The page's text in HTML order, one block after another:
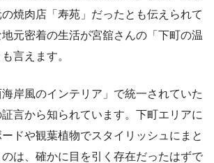
焼肉店「寿苑」だったとも伝えられて
元密着の生活が宮舘さんの「下町の温
言えます。
岸風のインテリア」で統一されていた
言から知られています。下町エリアに
ドや観葉植物でスタイリッシュにまと
は、確かに目を引く存在だったはずで